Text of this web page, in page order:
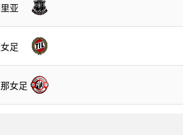
亚
足
女足